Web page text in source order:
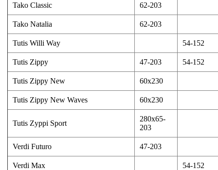
Tako Classic 62-203
Tako Natalia 62-203
Tutis Willi Way 54-152
Tutis Zippy 47-203 54-152
Tutis Zippy New 60x230
Tutis Zippy New Waves 60x230
Tutis Zyppi Sport
280x65-
203
Verdi Futuro 47-203
Verdi Max 54-152